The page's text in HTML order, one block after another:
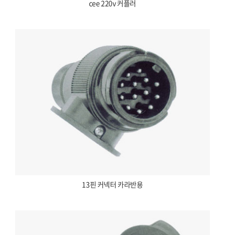
cee 220v 커플러
13핀 커넥터 카라반용